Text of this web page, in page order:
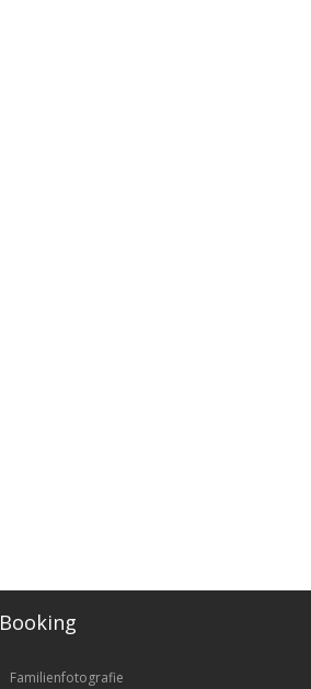
Booking
Familienfotografie